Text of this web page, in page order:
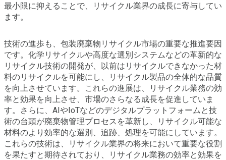
最小限に抑えることで、リサイクル業界の成長に寄与してい
ます。
技術の進歩も、包装廃棄物リサイクル市場の重要な推進要因
です。化学リサイクルや高度な選別システムなどの革新的な
リサイクル技術の開発が、以前はリサイクルできなかった材
料のリサイクルを可能にし、リサイクル製品の全体的な品質
を向上させています。これらの進展は、リサイクル業務の効
率と効果を向上させ、市場のさらなる成長を促進していま
す。さらに、AIやIoTなどのデジタルプラットフォームと技
術の台頭が廃棄物管理プロセスを革新し、リサイクル可能な
材料のより効率的な選別、追跡、処理を可能にしています。
これらの技術は、リサイクル業界の将来において重要な役割
を果たすと期待されており、リサイクル業務の効率と効果を